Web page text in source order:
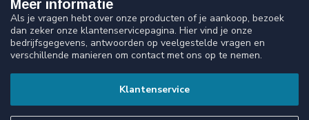
Meer informatie
Als je vragen hebt over onze producten of je aankoop, bezoek
dan zeker onze klantenservicepagina. Hier vind je onze
bedrijfsgegevens, antwoorden op veelgestelde vragen en
verschillende manieren om contact met ons op te nemen.
Klantenservice